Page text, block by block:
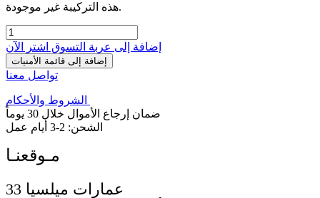
هذه التركيبة غير موجودة.
إضافة إلى عربة التسوق اشترِ الآن
إضافة إلى قائمة الأمنيات
تواصل معنا
الشروط والأحكام
ضمان إرجاع الأموال خلال 30 يوماً
الشحن: 2-3 أيام عمل